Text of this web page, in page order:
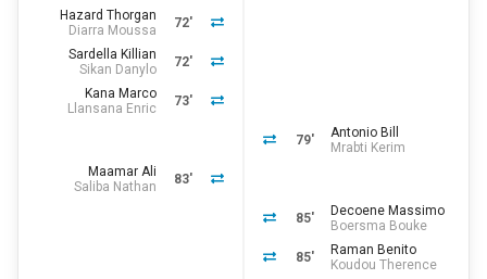
72'
Hazard Thorgan
Diarra Moussa
72'
Sardella Killian
Sikan Danylo
73'
Kana Marco
Llansana Enric
79'
Antonio Bill
Mrabti Kerim
83'
Maamar Ali
Saliba Nathan
85'
Decoene Massimo
Boersma Bouke
85'
Raman Benito
Koudou Therence